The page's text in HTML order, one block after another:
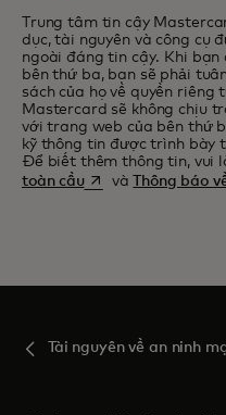
Trung tâm tin cậy
dục, tài nguyên và công cụ
ngoài đáng tin cậy. Khi bạn
bên thứ ba, bạn sẽ phải
sách của họ về quyền riêng
Mastercard sẽ không chịu
với trang web của bên thứ
kỹ thông tin được trình bày
Để biết thêm thông tin, vui
toàn cầuopens in a new tab
và Thông báo
Tài nguyên về an ninh